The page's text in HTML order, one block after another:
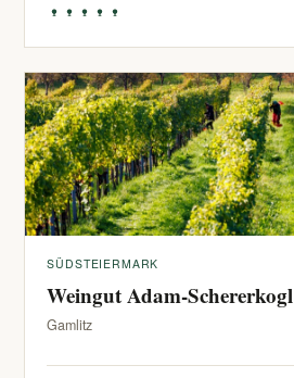
SÜDSTEIERMARK
Weingut Adam-Schererkogl
Gamlitz